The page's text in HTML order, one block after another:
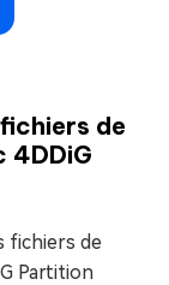
de
4DDiG
fichiers de
Partition